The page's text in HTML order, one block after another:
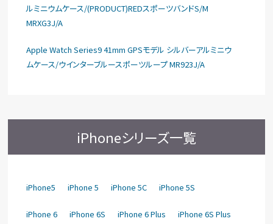
ルミニウムケース/(PRODUCT)REDスポーツバンドS/M
MRXG3J/A
Apple Watch Series9 41mm GPSモデル シルバーアルミニウ
ムケース/ウインターブルースポーツループ MR923J/A
iPhoneシリーズ一覧
iPhone5 iPhone 5 iPhone 5C iPhone 5S
iPhone 6 iPhone 6S iPhone 6 Plus iPhone 6S Plus